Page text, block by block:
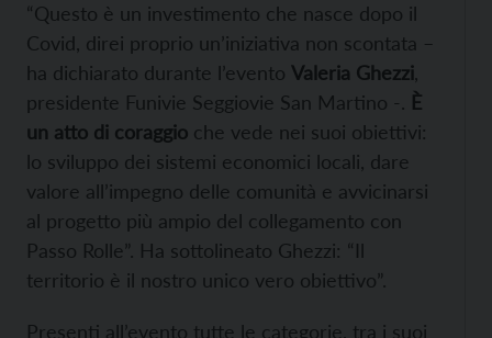
“Questo è un investimento che nasce dopo il
Covid, direi proprio un’iniziativa non scontata –
ha dichiarato durante l’evento Valeria Ghezzi
presidente Funivie Seggiovie San Martino -. È
un atto di coraggio che vede nei suoi obiettivi:
lo sviluppo dei sistemi economici locali, dare
valore all’impegno delle comunità e avvicinarsi
al progetto più ampio del collegamento con
Passo Rolle”. Ha sottolineato Ghezzi: “Il
territorio è il nostro unico vero obiettivo”.
Presenti all’evento tutte le categorie, tra i suoi